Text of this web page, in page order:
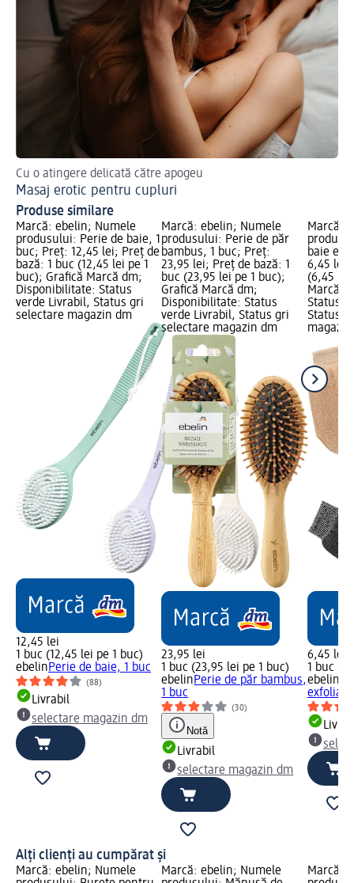
Cu o atingere delicată către apogeu
Masaj erotic pentru cupluri
Produse similare
Marcă: ebelin; Numele
produsului: Perie de baie, 1
buc; Preț: 12,45 lei; Preț de
bază: 1 buc (12,45 lei pe 1
buc); Grafică Marcă dm;
Disponibilitate: Status
verde Livrabil, Status gri
selectare magazin dm
12,45 lei
1 buc (12,45 lei pe 1 buc)
ebelinPerie de baie, 1 buc
(88)
Livrabil
selectare magazin dm
Marcă: ebelin; Numele
produsului: Perie de păr
bambus, 1 buc; Preț:
23,95 lei; Preț de bază: 1
buc (23,95 lei pe 1 buc);
Grafică Marcă dm;
Disponibilitate: Status
verde Livrabil, Status gri
selectare magazin dm
23,95 lei
1 buc (23,95 lei pe 1 buc)
ebelinPerie de păr bambus,
1 buc
(30)
Notă
Livrabil
selectare magazin dm
Marcă:
baie
6,45 lei;
(6,45 lei
Marcă
Status
Status
6,45 lei
1 buc
ebelin
Alți clienți au cumpărat și
Marcă: ebelin; Numele
Marcă: ebelin; Numele
Marcă: